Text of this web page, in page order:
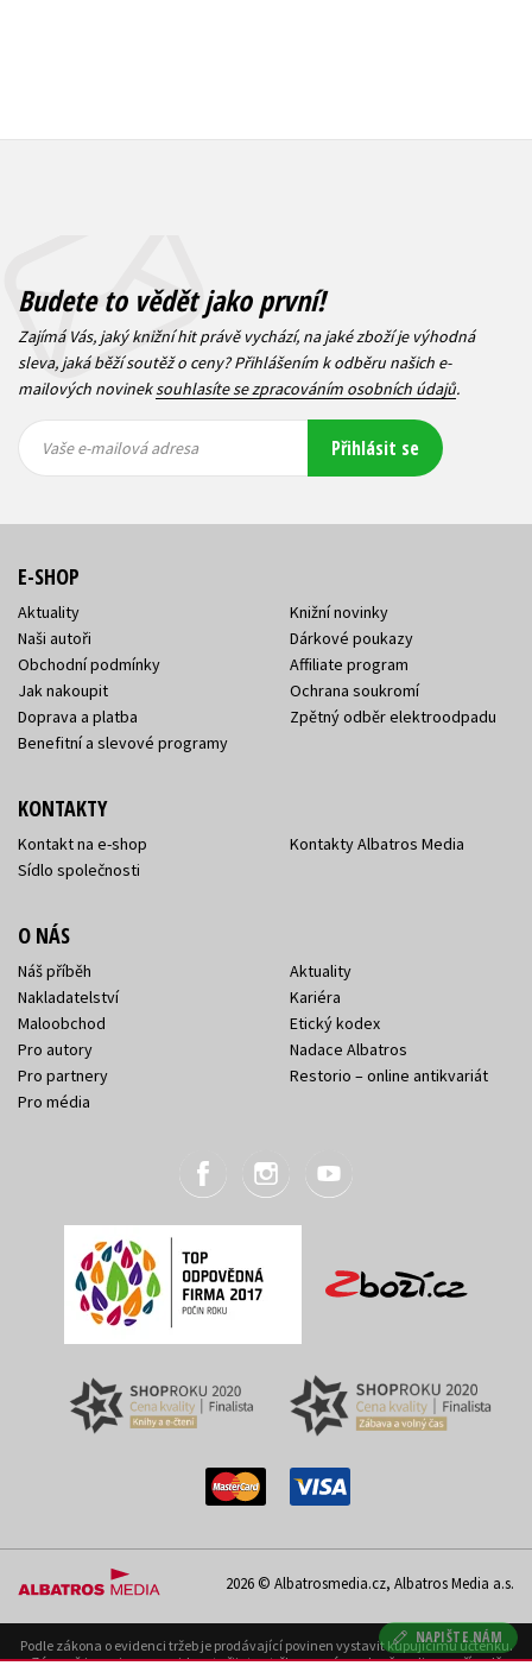
NAPIŠTE NÁM
Budete to vědět jako první!
Zajímá Vás, jaký knižní hit právě vychází, na jaké zboží je výhodná
sleva, jaká běží soutěž o ceny? Přihlášením k odběru našich e-
mailových novineksouhlasíte se zpracováním osobních údajů.
mailová
mailová
Vaše e-mailová adresa Přihlásit se
E-SHOP
Aktuality
Naši autoři
Obchodní podmínky
Jak nakoupit
Doprava a platba
Benefitní a slevové programy
Knižní novinky
Dárkové poukazy
Affiliate program
Ochrana soukromí
Zpětný odběr elektroodpadu
KONTAKTY
Kontakt na e-shop
Sídlo společnosti
Kontakty Albatros Media
O NÁS
Náš příběh
Nakladatelství
Maloobchod
Pro autory
Pro partnery
Pro média
Aktuality
Kariéra
Etický kodex
Nadace Albatros
Restorio – online antikvariát
2026 © Albatrosmedia.cz, Albatros Media a.s.
Podle zákona o evidenci tržeb je prodávající povinen vystavit kupujícímu účtenku.
Zároveň je povinen zaevidovat přijatou tržbu u správce daně on-line; v případě